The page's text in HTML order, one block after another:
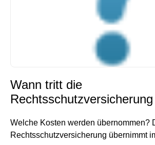
Wann tritt die
Welche Kosten werden übernommen?
Rechtsschutzversicherung übernimmt